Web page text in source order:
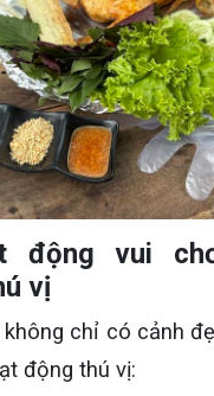
động vui
vị
chỉ có cảnh
động thú vị: